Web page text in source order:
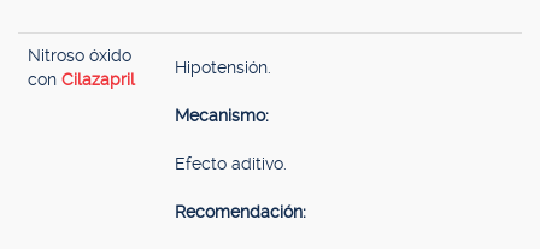
Nitroso óxido
con Cilazapril
Hipotensión.
Mecanismo:
Efecto aditivo.
Recomendación: